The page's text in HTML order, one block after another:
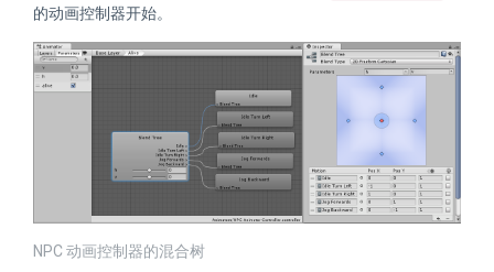
的动画控制器开始。
NPC 动画控制器的混合树